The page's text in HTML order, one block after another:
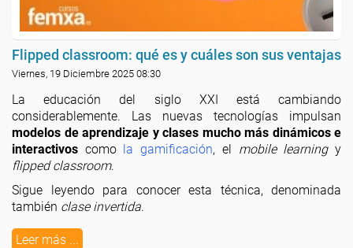
Flipped classroom: qué es y cuáles son sus ventajas
Viernes, 19 Diciembre 2025 08:30
La educación del siglo XXI está cambiando
considerablemente. Las nuevas tecnologías impulsan
modelos de aprendizaje y clases mucho más dinámicos e
interactivos como la gamificación, el mobile learningy
flipped classroom.
Sigue leyendo para conocer esta técnica, denominada
también clase invertida.
Leer más ...